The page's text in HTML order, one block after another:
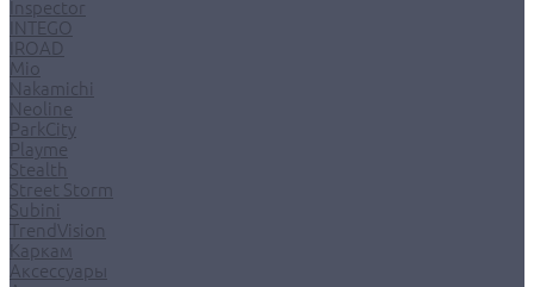
Inspector
INTEGO
IROAD
Mio
Nakamichi
Neoline
ParkCity
Playme
Stealth
Street Storm
Subini
TrendVision
Каркам
Аксессуары